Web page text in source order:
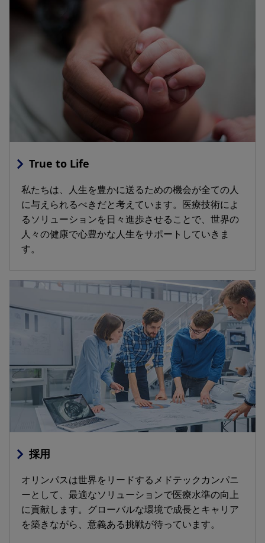
True to Life
私たちは、人生を豊かに送るための機会が全ての人
に与えられるべきだと考えています。医療技術によ
るソリューションを日々進歩させることで、世界の
人々の健康で心豊かな人生をサポートしていきま
す。
採用
オリンパスは世界をリードするメドテックカンパニ
ーとして、最適なソリューションで医療水準の向上
に貢献します。グローバルな環境で成長とキャリア
を築きながら、意義ある挑戦が待っています。